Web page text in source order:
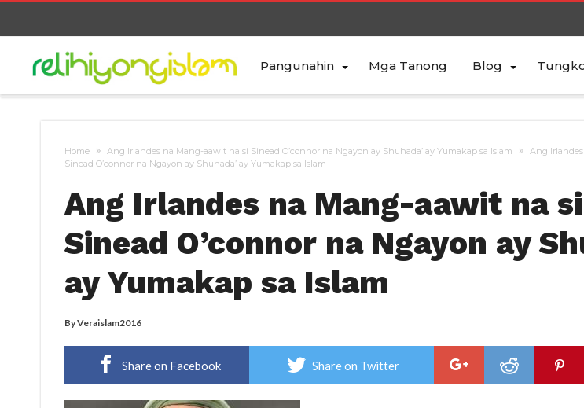
Pangunahin Mga Tanong Blog
Home Ang Irlandes na Mang-aawit na si Sinead O’connor na Ngayon ay Shuhada’ ay Yumakap sa Islam
Ang
Sinead O’connor na Ngayon ay Shuhada’ ay Yumakap sa Islam
Ang Irlandes na Mang-aawit na si
Sinead O’connor na Ngayon ay
ay Yumakap sa Islam
ByVeraislam2016
Share on Facebook Share on Twitter